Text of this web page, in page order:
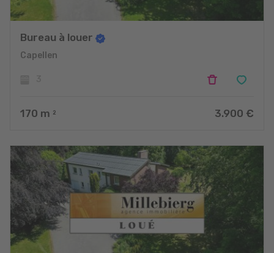
Bureau à louer
Capellen
170 m 2 3.900 €